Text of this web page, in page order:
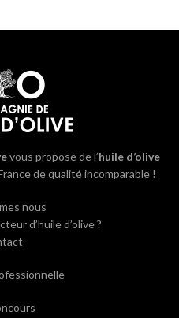
vous propose de l’huile d’olive
de qualité incomparable !
nous
d’huile d’olive ?